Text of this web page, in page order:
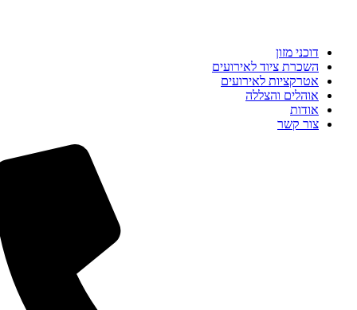
דוכני מזון
השכרת ציוד לאירועים
אטרקציות לאירועים
אוהלים והצללה
אודות
צור קשר